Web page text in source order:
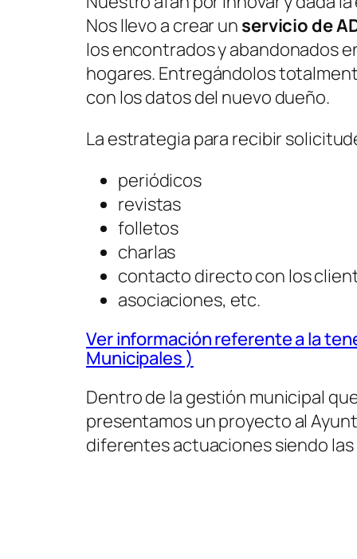
Nos llevo a crear un servicio de
los encontrados y abandonados
hogares. Entregándolos
con los datos del nuevo dueño.
La estrategia para recibir
periódicos
revistas
folletos
charlas
contacto directo con los
asociaciones, etc.
Ver información referente a la
Municipales )
Dentro de la gestión municipal
presentamos un proyecto al
diferentes actuaciones siendo